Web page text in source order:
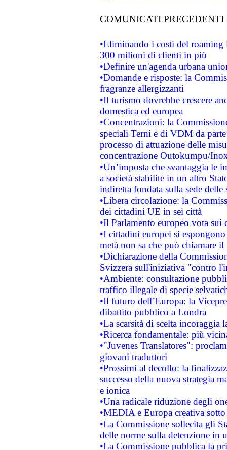
COMUNICATI PRECEDENTI
•Eliminando i costi del roaming
300 milioni di clienti in più
•Definire un'agenda urbana
•Domande e risposte: la
fragranze allergizzanti
•Il turismo dovrebbe crescere
domestica ed europea
•Concentrazioni: la
speciali Terni e di VDM da
processo di attuazione delle
concentrazione Outokumpu/
•Un’imposta che svantaggia le
a società stabilite in un altro
indiretta fondata sulla sede delle
•Libera circolazione: la
dei cittadini UE in sei città
•Il Parlamento europeo vota sui
•I cittadini europei si
metà non sa che può chiamare
•Dichiarazione della
Svizzera sull'iniziativa "contro
•Ambiente: consultazione
traffico illegale di specie
•Il futuro dell’Europa: la
dibattito pubblico a Londra
•La scarsità di scelta
•Ricerca fondamentale: più
•"Juvenes Translatores":
giovani traduttori
•Prossimi al decollo: la
successo della nuova strategia
e ionica
•Una radicale riduzione degli
•MEDIA e Europa creativa
•La Commissione sollecita gli
delle norme sulla detenzione in
•La Commissione pubblica la